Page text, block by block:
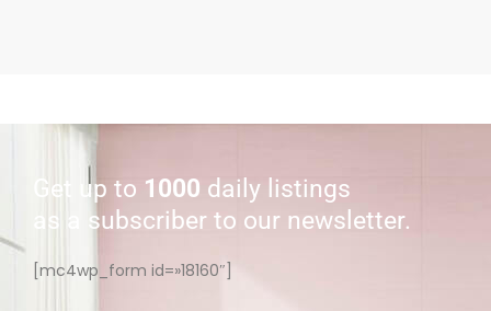
Get up to 1000 daily listings
as a subscriber to our newsletter.
[mc4wp_form id=»18160″]